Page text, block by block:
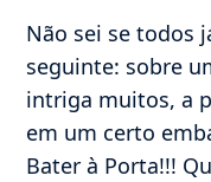
Não sei se todos
seguinte: sobre
intriga muitos, a
em um certo
Bater à Porta!!!